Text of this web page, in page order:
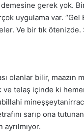
demesine gerek yok.
uygulama var. “Gel
Ve bir tık
olanlar bilir, maazın
telaş içinde ki hemen
sarıp ona